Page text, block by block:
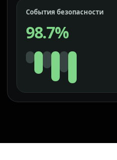
События безопасности
98.7%